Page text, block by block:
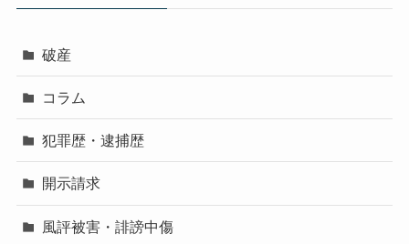
破産
コラム
犯罪歴・逮捕歴
開示請求
風評被害・誹謗中傷